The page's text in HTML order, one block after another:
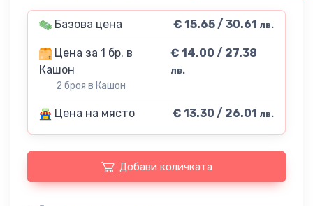
Базова цена € 15.65 / 30.61 лв.
Цена за 1 бр. в
Кашон
2 броя в Кашон
€ 14.00 / 27.38
лв.
Цена на място € 13.30 / 26.01 лв.
Добави количката